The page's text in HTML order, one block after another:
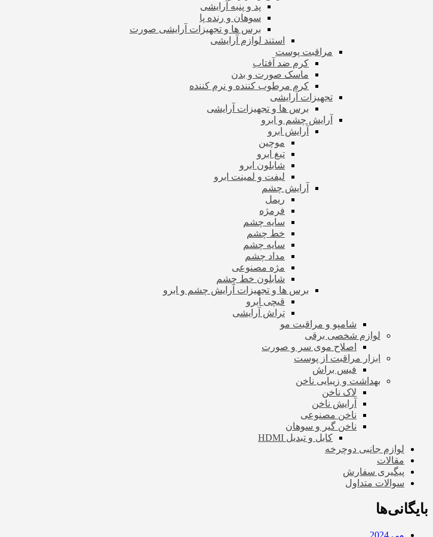
پد و پنبه آرایشی
سوهان و رنده پا
برس ها و تجهیزات آرایشی صورت
استند لوازم آرایشی
مراقبت پوست
کرم ضد آفتاب
ماسک صورت و بدن
کرم مرطوب کننده و نرم کننده
تجهیزات آرایشی
برس ها و تجهیزات آرایشی
آرایش چشم و ابرو
آرایش ابرو
موچین
تیغ ابرو
شابلون ابرو
لیفت و لمینت ابرو
آرایش چشم
ریمل
فرمژه
سایه چشم
خط چشم
سایه چشم
مداد چشم
مژه مصنوعی
شابلون خط چشم
برس ها و تجهیزات آرایش چشم و ابرو
قیچی ابرو
تراش آرایشی
شامپو و مراقبت مو
لوازم شخصی برقی
اصلاح موی سر و صورت
ابزار مراقبت از پوست
فیس براش
بهداشت و زیبایی ناخن
لاک ناخن
آرایش ناخن
ناخن مصنوعی
ناخن گیر و سوهان
کابل و تبدیل HDMI
لوازم جانبی دوچرخه
مقالات
پیگیری سفارش
سوالات متداول
بایگانی‌ها
می 2024